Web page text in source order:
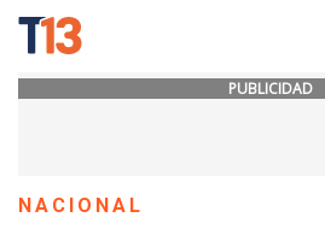
PUBLICIDAD
NACIONAL